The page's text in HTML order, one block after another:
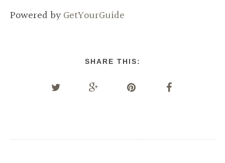
Powered byGetYourGuide
SHARE THIS: